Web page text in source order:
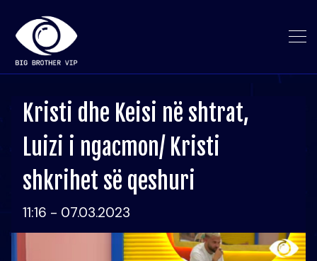
Kristi dhe Keisi në shtrat,
Luizi i ngacmon/ Kristi
shkrihet së qeshuri
11:16 - 07.03.2023